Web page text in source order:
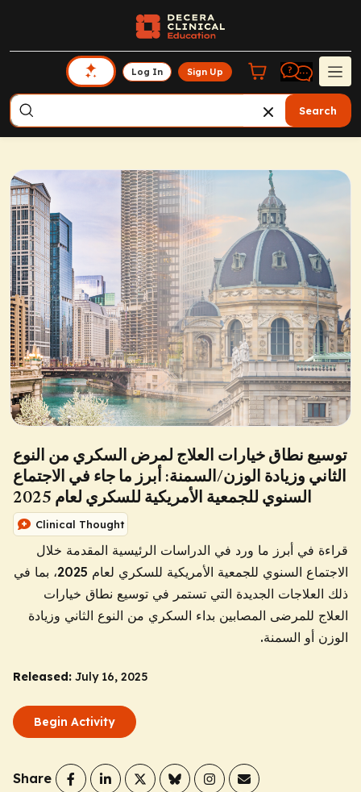
Log In Sign Up
Search
توسيع نطاق خيارات العلاج لمرض السكري من النوع
الثاني وزيادة الوزن/السمنة: أبرز ما جاء في الاجتماع
السنوي للجمعية الأمريكية للسكري لعام 2025
Clinical Thought
قراءة في أبرز ما ورد في الدراسات الرئيسية المقدمة خلال
الاجتماع السنوي للجمعية الأمريكية للسكري لعام 2025، بما في
ذلك العلاجات الجديدة التي تستمر في توسيع نطاق خيارات
العلاج للمرضى المصابين بداء السكري من النوع الثاني وزيادة
الوزن أو السمنة.
Released: July 16, 2025
Begin Activity
Share